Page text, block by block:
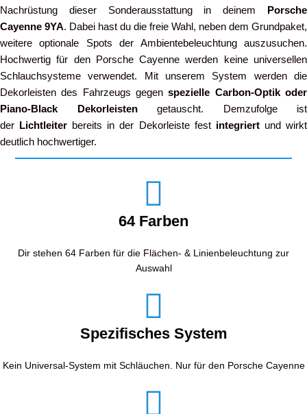
Nachrüstung dieser Sonderausstattung in deinem Porsche
Cayenne 9YA. Dabei hast du die freie Wahl, neben dem Grundpaket,
weitere optionale Spots der Ambientebeleuchtung auszusuchen.
Hochwertig für den Porsche Cayenne werden keine universellen
Schlauchsysteme verwendet. Mit unserem System werden die
Dekorleisten des Fahrzeugs gegenspezielle Carbon-Optik oder
Piano-Black Dekorleistengetauscht. Demzufolge ist
der Lichtleiter bereits in der Dekorleiste fest integriertund wirkt
deutlich hochwertiger.
64 Farben
Dir stehen 64 Farben für die Flächen- & Linienbeleuchtung zur
Auswahl
Spezifisches System
Kein Universal-System mit Schläuchen. Nur für den Porsche Cayenne